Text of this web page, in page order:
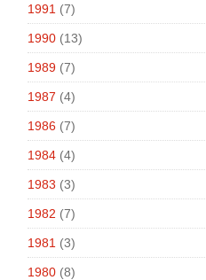
1991 (7)
1990 (13)
1989 (7)
1987 (4)
1986 (7)
1984 (4)
1983 (3)
1982 (7)
1981 (3)
1980 (8)